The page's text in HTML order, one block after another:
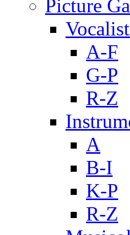
Picture
A-F
G-P
R-Z
A
B-I
K-P
R-Z